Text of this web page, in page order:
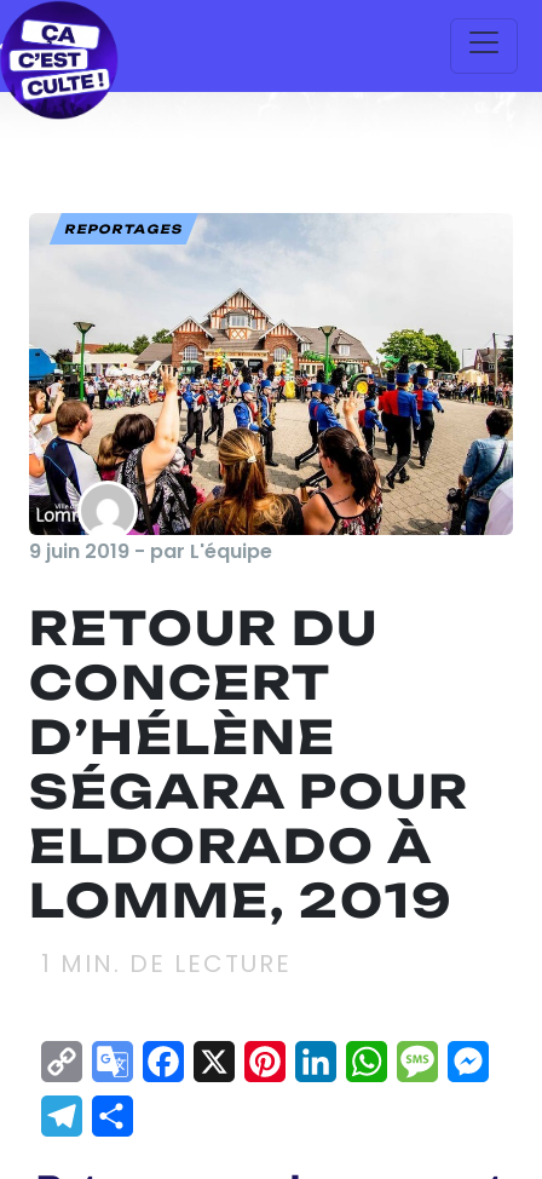
REPORTAGES
9 juin 2019 - par L'équipe
RETOUR DU
CONCERT
D’HÉLÈNE
SÉGARA POUR
ELDORADO À
LOMME, 2019
1 MIN. DE LECTURE
Copy
Link
GoogleFacebook
X Pinterest
LinkedInWhatsApp
Telegram